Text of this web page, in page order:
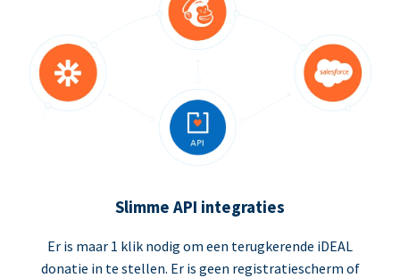
Slimme API integraties
Er is maar 1 klik nodig om een terugkerende iDEAL
donatie in te stellen. Er is geen registratiescherm of